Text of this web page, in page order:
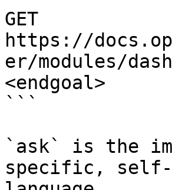
GET
https://
er/modules/
<endgoal>
```
`ask` is the
specific, self-